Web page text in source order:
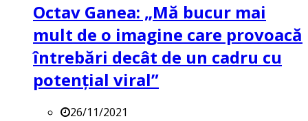
Octav Ganea: „Mă bucur mai
mult de o imagine care provoacă
întrebări decât de un cadru cu
potenţial viral”
26/11/2021